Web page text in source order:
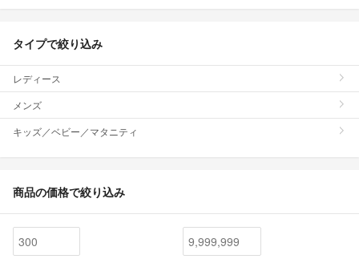
タイプで絞り込み
レディース
メンズ
キッズ／ベビー／マタニティ
商品の価格で絞り込み